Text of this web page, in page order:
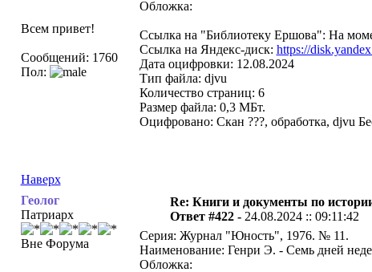
Всем привет!
Сообщений: 1760
Пол:
Обложка:
Ссылка на "Библиотеку Ершова": На
Ссылка на Яндекс-диск: https://
Дата оцифровки: 12.08.2024
Тип файла: djvu
Количество страниц: 6
Размер файла: 0,3 МБт.
Оцифровано: Скан ???, обработка, djvu
Наверх
Геолог
Патриарх
Вне Форума
Re: Книги и документы по
Ответ #422 - 24.08.2024 :: 09:11:42
Серия: Журнал "Юность", 1976. № 11.
Наименование: Генри Э. - Семь дней
Обложка: